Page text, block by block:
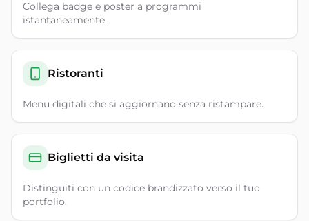
Collega badge e poster a programmi
istantaneamente.
Ristoranti
Menu digitali che si aggiornano senza ristampare.
Biglietti da visita
Distinguiti con un codice brandizzato verso il tuo
portfolio.